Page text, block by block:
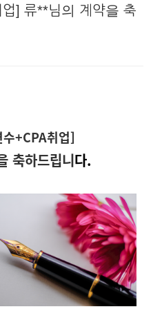
] 류**님의 계약을 축
+CPA취업]
축하드립니다.